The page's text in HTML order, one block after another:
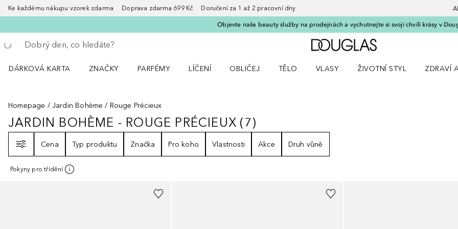
Ke každému nákupu vzorek zdarma Doprava zdarma 699 Kč Doručení za 1 až 2 pracovní dny
Objevte naše beauty služby na prodejnách a vychutnejte si svojí chvíli krásy v
Vraťte se
Proveďte vyhledávání
Domů
DÁRKOVÁ KARTA
ZNAČKY
PARFÉMY
LÍČENÍ
OBLIČEJ
TĚLO
VLASY
ŽIVOTNÍ STYL
ZDRAVÍ
Homepage Jardin Bohème Rouge Précieux
JARDIN BOHÈME - ROUGE PRÉCIEUX7
JARDIN BOHÈME - ROUGE PRÉCIEUX (7)
Cena
Typ produktu Značka Pro koho Vlastnosti Akce Druh vůně
Pokyny pro třídění